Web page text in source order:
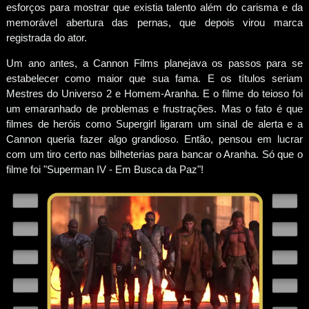
esforços para mostrar que existia talento além do carisma e da
memorável abertura das pernas, que depois virou marca
registrada do ator.
Um ano antes, a Cannon Films planejava os passos para se
estabelecer como maior que sua fama. E os títulos seriam
Mestres do Universo 2 e Homem-Aranha. E o filme do teioso foi
um emaranhado de problemas e frustrações. Mas o fato é que
filmes de heróis como Supergirl ligaram um sinal de alerta e a
Cannon queria fazer algo grandioso. Então, pensou em lucrar
com um tiro certo nas bilheterias para bancar o Aranha. Só que o
filme foi "Superman IV - Em Busca da Paz"!